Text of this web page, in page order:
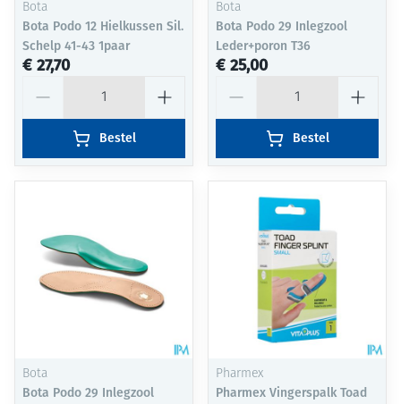
Bota
Bota Podo 12 Hielkussen Sil.
Schelp 41-43 1paar
€ 27,70
Bestel
Bota
Bota Podo 29 Inlegzool
Leder+poron T36
€ 25,00
Bestel
Bota
Bota Podo 29 Inlegzool
Pharmex
Pharmex Vingerspalk Toad